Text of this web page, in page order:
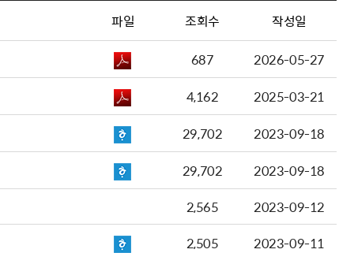
파일 조회수 작성일
687
2026-05-27
4,162
2025-03-21
29,702
2023-09-18
29,702
2023-09-18
2,565
2023-09-12
2,505
2023-09-11